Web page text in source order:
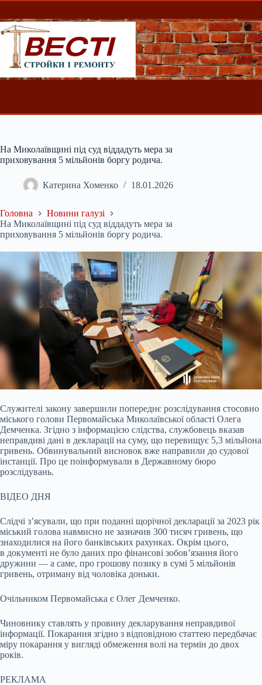
Перейти
вмісту
На Миколаївщині під суд віддадуть мера за
приховування 5 мільйонів боргу родича.
Катерина Хоменко 18.01.2026
Головна
Новини галузі
На Миколаївщині під суд віддадуть мера за
приховування 5 мільйонів боргу родича.
Служителі закону завершили попереднє розслідування стосовно
міського голови Первомайська Миколаївської області Олега
Демченка. Згідно з інформацією слідства, службовець вказав
неправдиві дані в декларації на суму, що перевищує 5,3 мільйона
гривень. Обвинувальний висновок вже направили до судової
інстанції. Про це поінформували в Державному бюро
розслідувань.
ВІДЕО ДНЯ
Слідчі з’ясували, що при поданні щорічної декларації за 2023 рік
міський голова навмисно не зазначив 300 тисяч гривень, що
знаходилися на його банківських рахунках. Окрім цього,
в документі не було даних про фінансові зобов’язання його
дружини — а саме, про грошову позику в сумі 5 мільйонів
гривень, отриману від чоловіка доньки.
Очільником Первомайська є Олег Демченко.
Чиновнику ставлять у провину декларування неправдивої
інформації. Покарання згідно з відповідною статтею передбачає
міру покарання у вигляді обмеження волі на термін до двох
років.
РЕКЛАМА